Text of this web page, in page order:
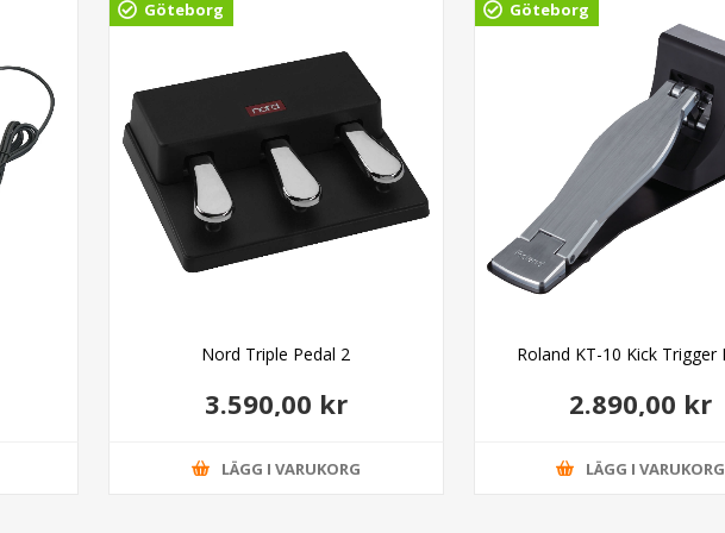
Göteborg
Nord Triple Pedal 2
3.590,00 kr
LÄGG I VARUKORG
Göteborg
Roland KT-10 Kick Trigger
2.890,00 kr
LÄGG I VARUKORG